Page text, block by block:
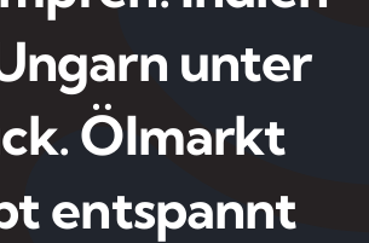
unter
Ölmarkt
entspannt